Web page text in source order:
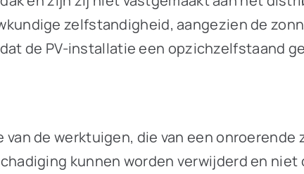
zelfstandigheid, aangezien de
de PV-installatie een opzichzelfstaand
van de werktuigen, die van een
kunnen worden verwijderd en